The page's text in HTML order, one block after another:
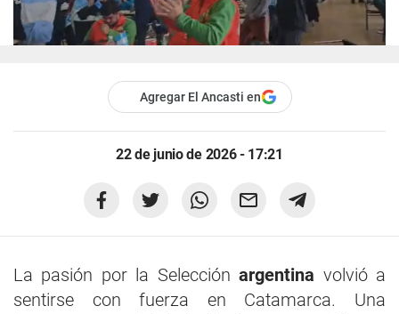
Agregar El Ancasti en
22 de junio de 2026 - 17:21
La pasión por la Selecciónargentina volvió a
sentirse con fuerza en Catamarca. Una